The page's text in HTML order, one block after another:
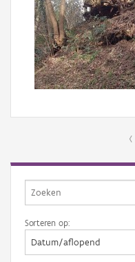
‹
Sorteren op: